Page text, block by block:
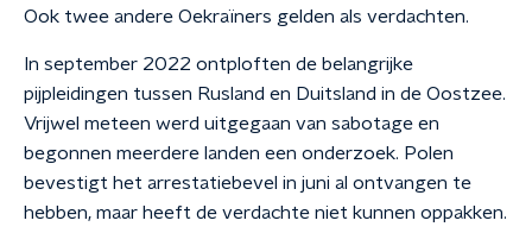
Ook twee andere Oekraïners gelden als verdachten.
In september 2022 ontploften de belangrijke
pijpleidingen tussen Rusland en Duitsland in de Oostzee.
Vrijwel meteen werd uitgegaan van sabotage en
begonnen meerdere landen een onderzoek. Polen
bevestigt het arrestatiebevel in juni al ontvangen te
hebben, maar heeft de verdachte niet kunnen oppakken.